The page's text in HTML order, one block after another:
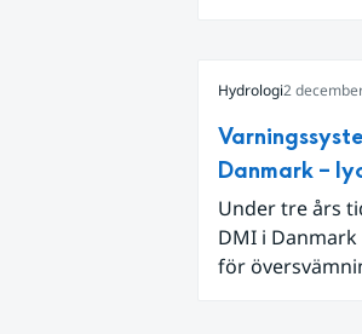
Hydrologi2
Danmark –
Under tre års
DMI i
för